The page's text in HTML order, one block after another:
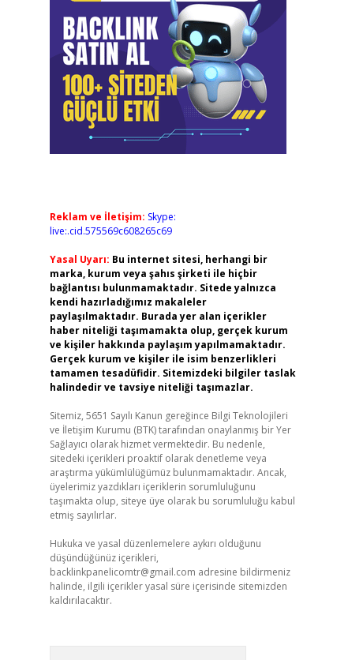
Reklam ve İletişim: Skype:
live:.cid.575569c608265c69
Yasal Uyarı: Bu internet sitesi, herhangi bir
marka, kurum veya şahıs şirketi ile hiçbir
bağlantısı bulunmamaktadır. Sitede yalnızca
kendi hazırladığımız makaleler
paylaşılmaktadır. Burada yer alan içerikler
haber niteliği taşımamakta olup, gerçek kurum
ve kişiler hakkında paylaşım yapılmamaktadır.
Gerçek kurum ve kişiler ile isim benzerlikleri
tamamen tesadüfidir. Sitemizdeki bilgiler taslak
halindedir ve tavsiye niteliği taşımazlar.
Sitemiz, 5651 Sayılı Kanun gereğince Bilgi Teknolojileri
ve İletişim Kurumu (BTK) tarafından onaylanmış bir Yer
Sağlayıcı olarak hizmet vermektedir. Bu nedenle,
sitedeki içerikleri proaktif olarak denetleme veya
araştırma yükümlülüğümüz bulunmamaktadır. Ancak,
üyelerimiz yazdıkları içeriklerin sorumluluğunu
taşımakta olup, siteye üye olarak bu sorumluluğu kabul
etmiş sayılırlar.
Hukuka ve yasal düzenlemelere aykırı olduğunu
düşündüğünüz içerikleri,
backlinkpanelicomtr@gmail.com adresine bildirmeniz
halinde, ilgili içerikler yasal süre içerisinde sitemizden
kaldırılacaktır.